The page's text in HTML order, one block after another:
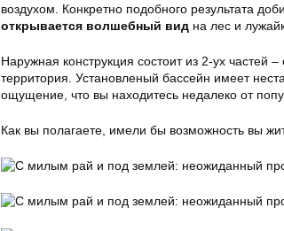
воздухом. Конкретно подобного результата
открывается волшебный вид на лес и
Наружная конструкция состоит из 2-ух частей
территория. Установленый бассейн имеет
ощущение, что вы находитесь недалеко от
Как вы полагаете, имели бы возможность вы